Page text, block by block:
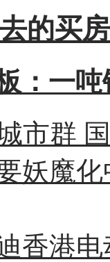
的买
：一
市群
妖魔
香港